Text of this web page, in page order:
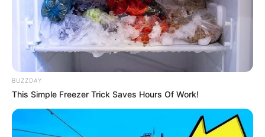
kivizsgálásáig függessze fel Semjén Zsoltot a
miniszterelnök-helyettesi tisztségéből.
Magyar bejegyzésében úgy fogalmazott:„ha a
barátja becsülete a tét, talán a miniszterelnöknek
politikai elit asszisztálása mellett egy évtizeden
BUZZDAY
This Simple Freezer Trick Saves Hours Of Work!